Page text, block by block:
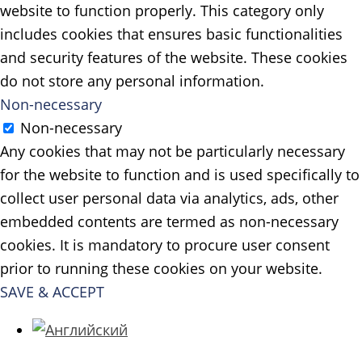
website to function properly. This category only
includes cookies that ensures basic functionalities
and security features of the website. These cookies
do not store any personal information.
Non-necessary
Non-necessary
Any cookies that may not be particularly necessary
for the website to function and is used specifically to
collect user personal data via analytics, ads, other
embedded contents are termed as non-necessary
cookies. It is mandatory to procure user consent
prior to running these cookies on your website.
SAVE & ACCEPT